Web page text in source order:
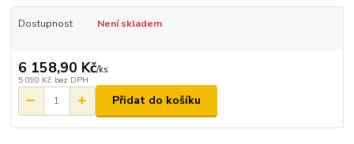
Dostupnost Není skladem
6 158,90 Kč/ks
5 090 Kč bez DPH
Přidat do košíku